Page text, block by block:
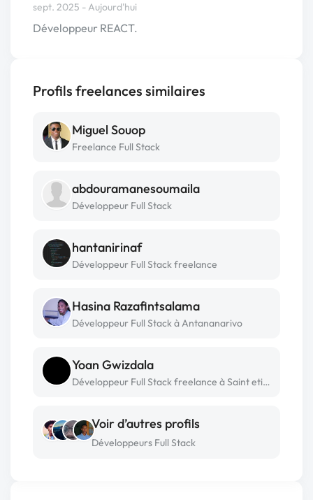
sept. 2025 - Aujourd'hui
Développeur REACT.
Profils freelances similaires
Miguel Souop
Freelance Full Stack
abdouramanesoumaila
Développeur Full Stack
hantanirinaf
Développeur Full Stack freelance
Hasina Razafintsalama
Développeur Full Stack à Antananarivo
Yoan Gwizdala
Développeur Full Stack freelance à Saint etienne
Voir d’autres profils
Développeurs Full Stack